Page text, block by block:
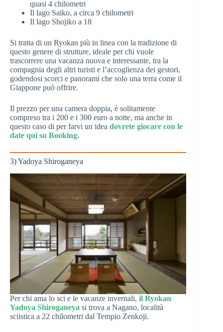
quasi 4 chilometri
Il lago Saiko, a circa 9 chilometri
Il lago Shojiko a 18
Si tratta di un Ryokan più in linea con la tradizione di
questo genere di strutture, ideale per chi vuole
trascorrere una vacanza nuova e interessante, tra la
compagnia degli altri turisti e l’accoglienza dei gestori,
godendosi scorci e panorami che solo una terra come il
Giappone può offrire.
Il prezzo per una camera doppia, è solitamente
compreso tra i 200 e i 300 euro a notte, ma anche in
questo caso di per farvi un idea dovrete giocare con le
date qui su Booking.
3) Yadoya Shiroganeya
Per chi ama lo sci e le vacanze invernali, il Ryokan
Yadoya Shiroganeya si trova a Nagano, località
sciistica a 22 chilometri dal Tempio Zenkoji.